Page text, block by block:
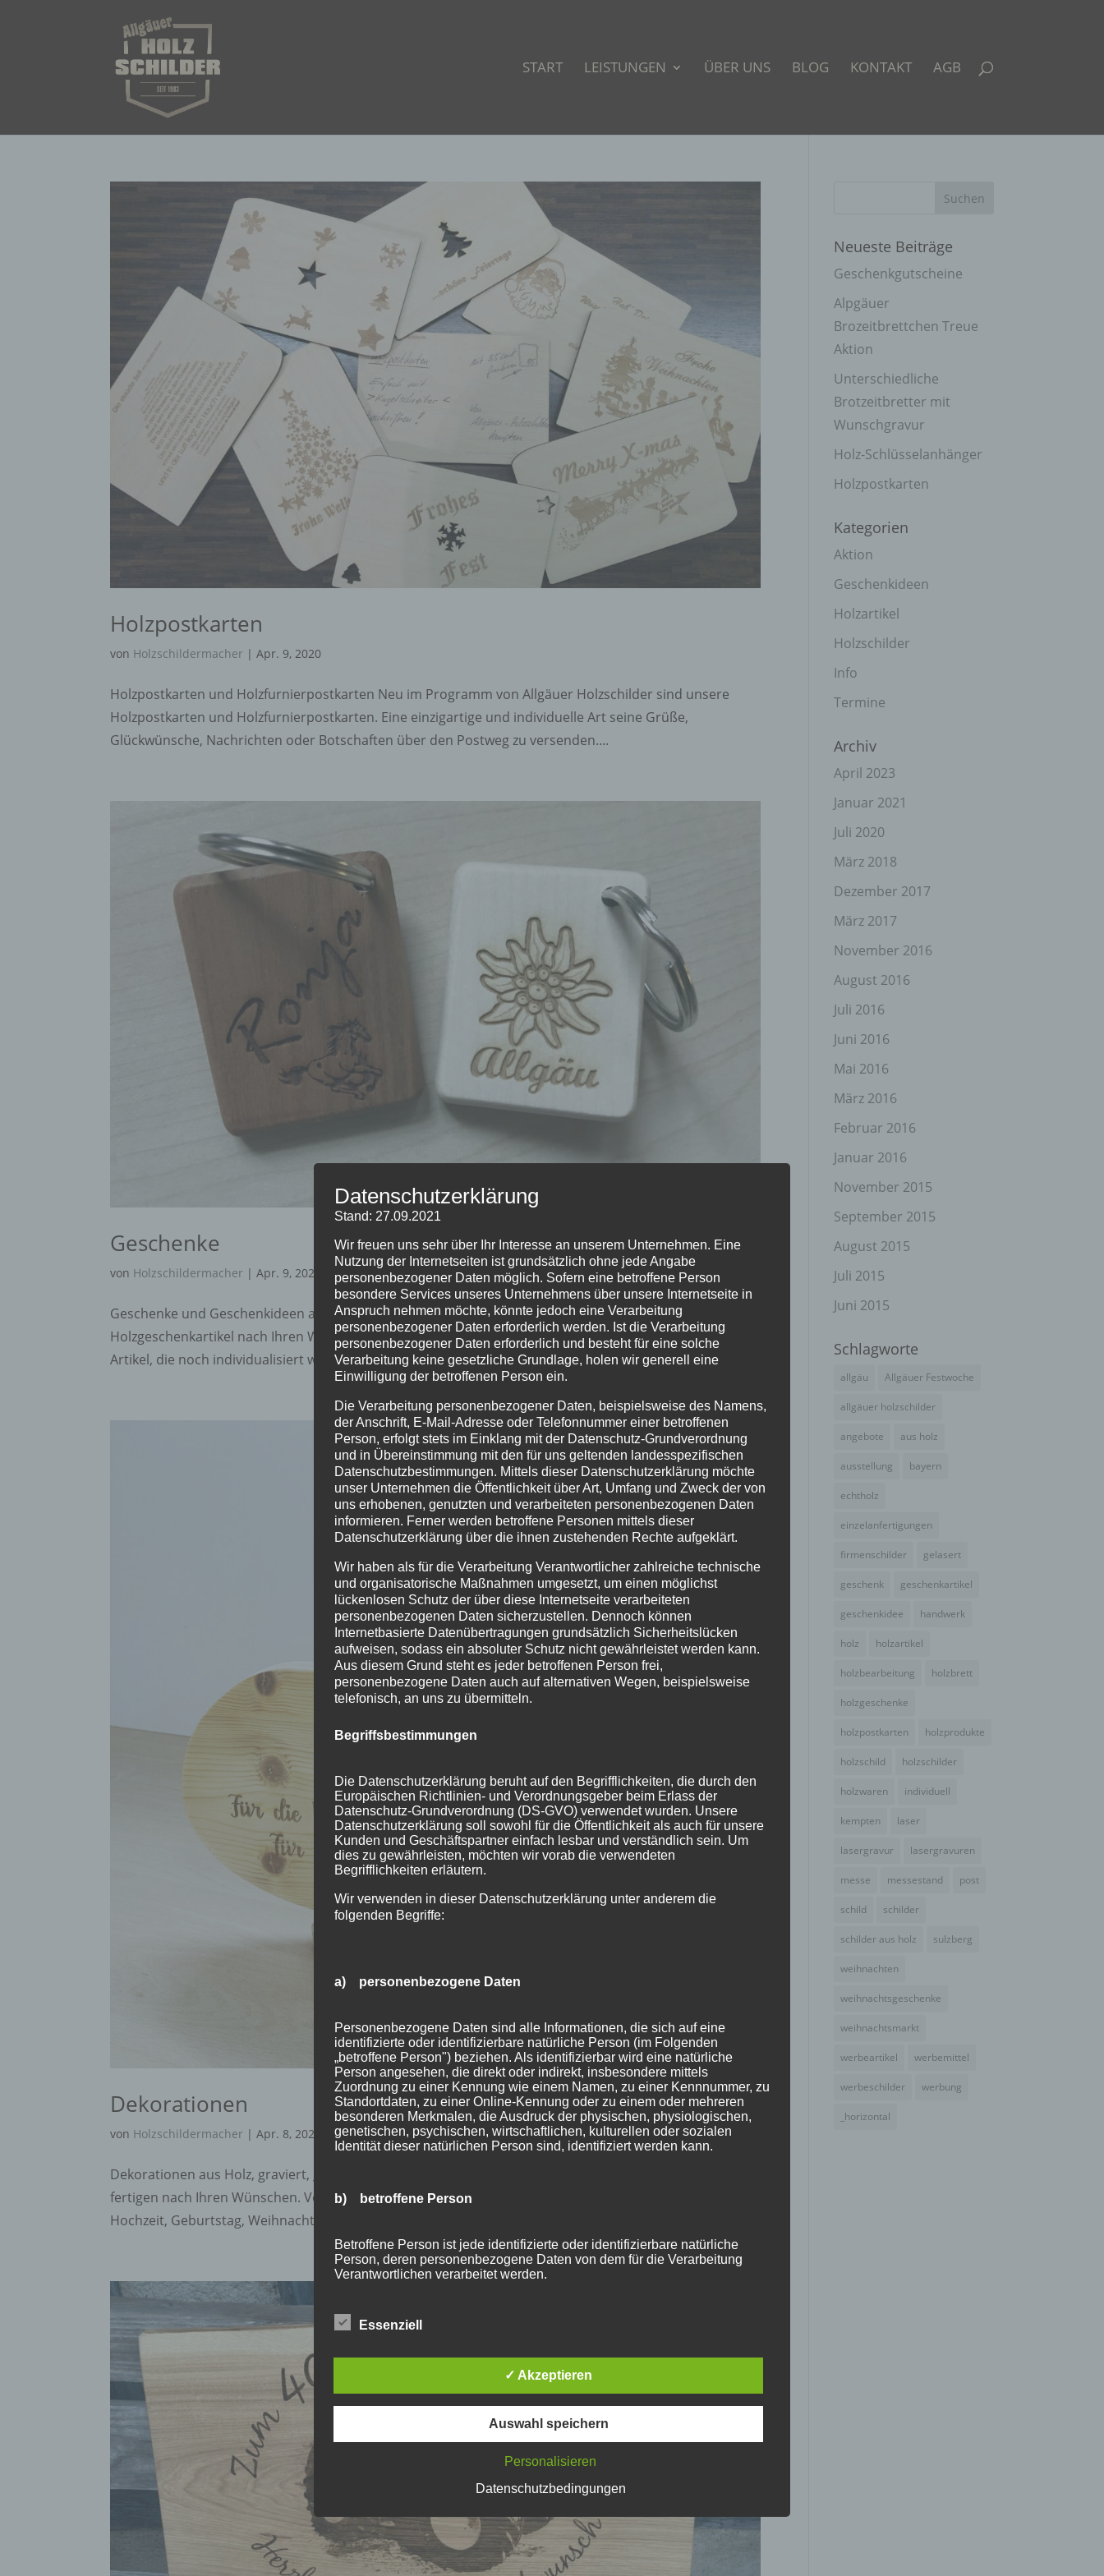
START LEISTUNGEN ÜBER UNS BLOG KONTAKT AGB
Holzpostkarten
von Holzschildermacher |Apr. 9, 2020
Holzpostkarten und Holzfurnierpostkarten Neu im Programm von Allgäuer Holzschilder sind unsere
Holzpostkarten und Holzfurnierpostkarten. Eine einzigartige und individuelle Art seine Grüße,
Glückwünsche, Nachrichten oder Botschaften über den Postweg zu versenden....
Geschenke
von Holzschildermacher |Apr. 9, 2020
Geschenke und Geschenkideen aus Holz und Veredelung bzw. Personalisierung Wir fertigen
Holzgeschenkartikel nach Ihren Wünschen, bzw. veredeln und personalisieren Ihre Geschenke. Viele
Artikel, die noch individualisiert werden können haben wir auf Lager. Das Angebot...
Dekorationen
von Holzschildermacher |Apr. 8, 2020
Dekorationen aus Holz, graviert, gefräst, geschnitten, gemalt Wir fertigen eigene Dekoartikel bzw.
fertigen nach Ihren Wünschen. Von Streudeko, über Tischdekoration für verschiedenste Anlässe, egal ob
Hochzeit, Geburtstag, Weihnachten, Ostern, Jubiläum, Betriebsfeier,...
Neueste Beiträge
Geschenkgutscheine
Alpgäuer
Brozeitbrettchen Treue
Aktion
Unterschiedliche
Brotzeitbretter mit
Wunschgravur
Holz-Schlüsselanhänger
Holzpostkarten
Kategorien
Aktion
Geschenkideen
Holzartikel
Holzschilder
Info
Termine
Archiv
April 2023
Januar 2021
Juli 2020
März 2018
Dezember 2017
März 2017
November 2016
August 2016
Juli 2016
Juni 2016
Mai 2016
März 2016
Februar 2016
Januar 2016
November 2015
September 2015
August 2015
Juli 2015
Juni 2015
Schlagworte
allgäu Allgäuer Festwoche
allgäuer holzschilder
angebote aus holz
ausstellung bayern
echtholz
einzelanfertigungen
firmenschilder gelasert
geschenk geschenkartikel
geschenkidee handwerk
holz holzartikel
holzbearbeitung holzbrett
holzgeschenke
holzpostkarten holzprodukte
holzschild holzschilder
holzwaren individuell
kempten laser
lasergravur lasergravuren
messe messestand post
schild schilder
schilder aus holz sulzberg
weihnachten
weihnachtsgeschenke
weihnachtsmarkt
werbeartikel werbemittel
werbeschilder werbung
_horizontal
Datenschutzerklärung
Stand: 27.09.2021
Wir freuen uns sehr über Ihr Interesse an unserem Unternehmen. Eine
Nutzung der Internetseiten ist grundsätzlich ohne jede Angabe
personenbezogener Daten möglich. Sofern eine betroffene Person
besondere Services unseres Unternehmens über unsere Internetseite in
Anspruch nehmen möchte, könnte jedoch eine Verarbeitung
personenbezogener Daten erforderlich werden. Ist die Verarbeitung
personenbezogener Daten erforderlich und besteht für eine solche
Verarbeitung keine gesetzliche Grundlage, holen wir generell eine
Einwilligung der betroffenen Person ein.
Die Verarbeitung personenbezogener Daten, beispielsweise des Namens,
der Anschrift, E-Mail-Adresse oder Telefonnummer einer betroffenen
Person, erfolgt stets im Einklang mit der Datenschutz-Grundverordnung
und in Übereinstimmung mit den für uns geltenden landesspezifischen
Datenschutzbestimmungen. Mittels dieser Datenschutzerklärung möchte
unser Unternehmen die Öffentlichkeit über Art, Umfang und Zweck der von
uns erhobenen, genutzten und verarbeiteten personenbezogenen Daten
informieren. Ferner werden betroffene Personen mittels dieser
Datenschutzerklärung über die ihnen zustehenden Rechte aufgeklärt.
Wir haben als für die Verarbeitung Verantwortlicher zahlreiche technische
und organisatorische Maßnahmen umgesetzt, um einen möglichst
lückenlosen Schutz der über diese Internetseite verarbeiteten
personenbezogenen Daten sicherzustellen. Dennoch können
Internetbasierte Datenübertragungen grundsätzlich Sicherheitslücken
aufweisen, sodass ein absoluter Schutz nicht gewährleistet werden kann.
Aus diesem Grund steht es jeder betroffenen Person frei,
personenbezogene Daten auch auf alternativen Wegen, beispielsweise
telefonisch, an uns zu übermitteln.
Begriffsbestimmungen
Die Datenschutzerklärung beruht auf den Begrifflichkeiten, die durch den
Europäischen Richtlinien- und Verordnungsgeber beim Erlass der
Datenschutz-Grundverordnung (DS-GVO) verwendet wurden. Unsere
Datenschutzerklärung soll sowohl für die Öffentlichkeit als auch für unsere
Kunden und Geschäftspartner einfach lesbar und verständlich sein. Um
dies zu gewährleisten, möchten wir vorab die verwendeten
Begrifflichkeiten erläutern.
Wir verwenden in dieser Datenschutzerklärung unter anderem die
folgenden Begriffe:
a) personenbezogene Daten
Personenbezogene Daten sind alle Informationen, die sich auf eine
identifizierte oder identifizierbare natürliche Person (im Folgenden
„betroffene Person") beziehen. Als identifizierbar wird eine natürliche
Person angesehen, die direkt oder indirekt, insbesondere mittels
Zuordnung zu einer Kennung wie einem Namen, zu einer Kennnummer, zu
Standortdaten, zu einer Online-Kennung oder zu einem oder mehreren
besonderen Merkmalen, die Ausdruck der physischen, physiologischen,
genetischen, psychischen, wirtschaftlichen, kulturellen oder sozialen
Identität dieser natürlichen Person sind, identifiziert werden kann.
b) betroffene Person
Betroffene Person ist jede identifizierte oder identifizierbare natürliche
Person, deren personenbezogene Daten von dem für die Verarbeitung
Verantwortlichen verarbeitet werden.
c) Verarbeitung
Verarbeitung ist jeder mit oder ohne Hilfe automatisierter Verfahren
Organisation, das Ordnen, die Speicherung, die Anpassung oder
Veränderung, das Auslesen, das Abfragen, die Verwendung, die
Offenlegung durch Übermittlung, Verbreitung oder eine andere Form der
Bereitstellung, den Abgleich oder die Verknüpfung, die Einschränkung, das
d) Einschränkung der Verarbeitung
Essenziell
✓ Akzeptieren
Auswahl speichern
Personalisieren
Datenschutzbedingungen